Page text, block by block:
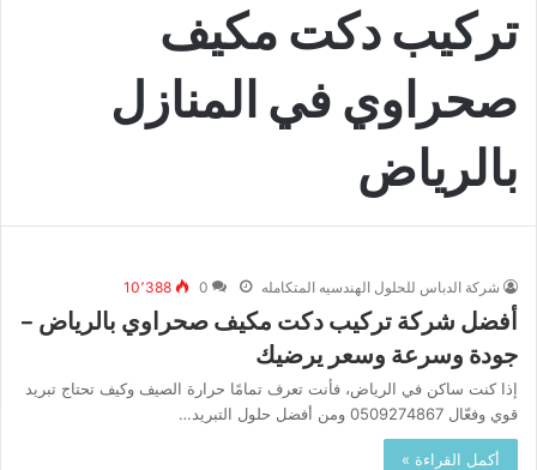
تركيب دكت مكيف
صحراوي في المنازل
بالرياض
شركة الدباس للحلول الهندسيه المتكامله 0 10٬388
أفضل شركة تركيب دكت مكيف صحراوي بالرياض –
جودة وسرعة وسعر يرضيك
إذا كنت ساكن في الرياض، فأنت تعرف تمامًا حرارة الصيف وكيف تحتاج تبريد
قوي وفعّال 0509274867 ومن أفضل حلول التبريد…
أكمل القراءة »